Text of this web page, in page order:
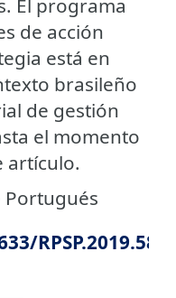
El programa
de acción
está en
brasileño
de gestión
el momento
artículo.
Portugués
RPSP.2019.58